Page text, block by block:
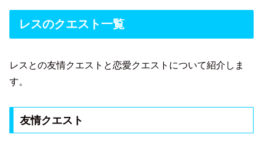
レスのクエスト一覧
レスとの友情クエストと恋愛クエストについて紹介しま
す。
友情クエスト